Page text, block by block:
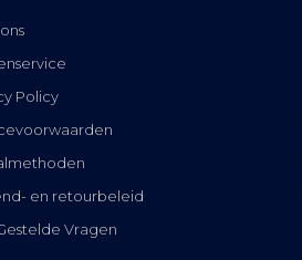
Policy
en retourbeleid
Vragen